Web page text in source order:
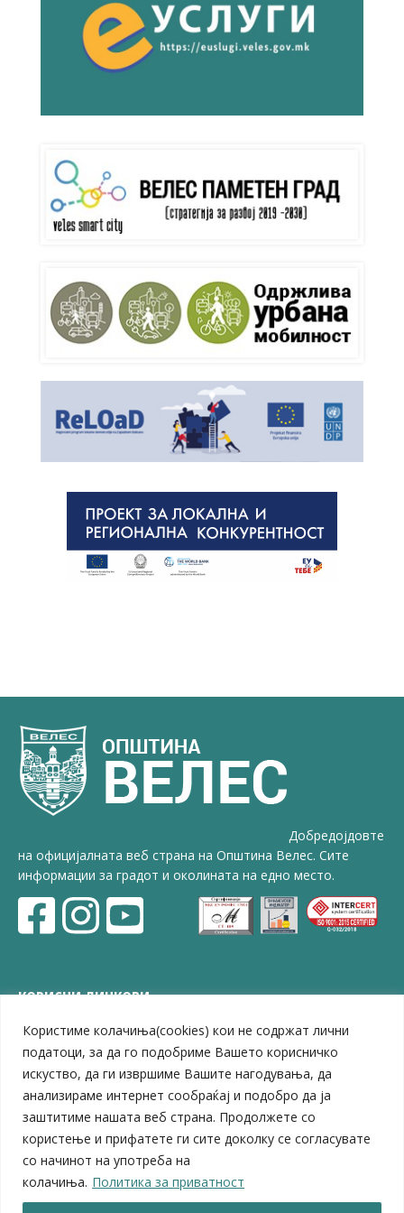
Користиме колачиња(cookies) кои не содржат лични
податоци, за да го подобриме Вашето корисничко
искуство, да ги извршиме Вашите нагодувања, да
анализираме интернет сообраќај и подобро да ја
заштитиме нашата веб страна. Продолжете со
користење и прифатете ги сите доколку се согласувате
со начинот на употреба на
колачиња. Политика за приватност
Добредојдовте
на официјалната веб страна на Општина Велес. Сите
информации за градот и околината на едно место.
КОРИСНИ ЛИНКОВИ
ЗЕЛС – Заедница на единиците на локална самоуправа
Центар за развој на Вардарски плански регион
Јавно комунално претпријатие „Дервен“
ЈПССО „Парк – спорт и паркинзи“
ЛУ „Народен Музеј“
Влада на Република Северна Македонија
Собрание на Република Северна Македонија
Министерство за финансии
Министерство за транспорт